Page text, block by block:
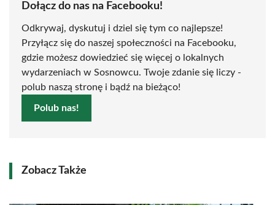
Dołącz do nas na Facebooku!
Odkrywaj, dyskutuj i dziel się tym co najlepsze!
Przyłącz się do naszej społeczności na Facebooku,
gdzie możesz dowiedzieć się więcej o lokalnych
wydarzeniach w Sosnowcu. Twoje zdanie się liczy -
polub naszą stronę i bądź na bieżąco!
Polub nas!
Zobacz Także